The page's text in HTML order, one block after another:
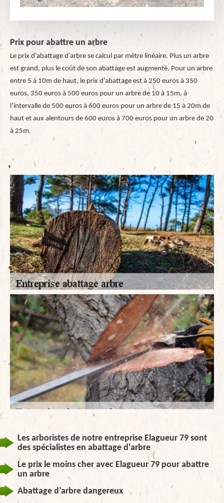
Prix pour abattre un arbre
Le prix d’abattage d’arbre se calcul par mètre linéaire. Plus un arbre
est grand, plus le coût de son abattage est augmenté. Pour un arbre
entre 5 à 10m de haut, le prix d’abattage est à 250 euros à 350
euros, 350 euros à 500 euros pour un arbre de 10 à 15m, à
l’intervalle de 500 euros à 600 euros pour un arbre de 15 à 20m de
haut et aux alentours de 600 euros à 700 euros pour un arbre de 20
à 25m.
Les arboristes de notre entreprise Elagueur 79 sont
des spécialistes en abattage d'arbre
Le prix le moins cher avec Elagueur 79 pour abattre
un arbre
Abattage d’arbre dangereux